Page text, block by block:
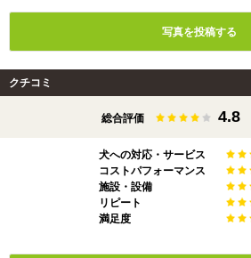
写真を投稿する
クチコミ
総合評価 4.8
犬への対応・サービス
コストパフォーマンス
施設・設備
リピート
満足度